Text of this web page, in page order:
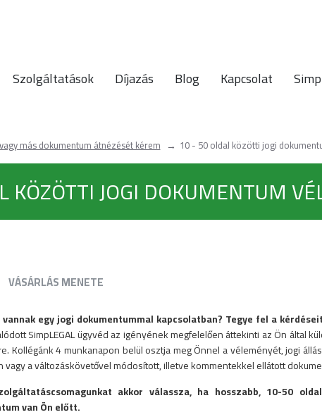
Szolgáltatások Díjazás Blog Kapcsolat
más dokumentum átnézését kérem 10 - 50 oldal közötti jogi
JOGI DOKUMENTUM
VÁSÁRLÁS MENETE
egy jogi dokumentummal kapcsolatban? Tegye fel a
SimpLEGAL ügyvéd az igényének megfelelően áttekinti az Ön által
Kollégánk 4 munkanapon belül osztja meg Önnel a véleményét, jogi
vagy a változáskövetővel módosított, illetve kommentekkel ellátott
akkor válassza, ha hosszabb, 10-50
van Ön előtt.